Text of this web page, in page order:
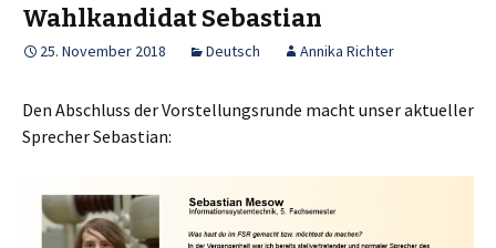
Wahlkandidat Sebastian
25. November 2018 Deutsch Annika Richter
Den Abschluss der Vorstellungsrunde macht unser aktueller
Sprecher Sebastian: